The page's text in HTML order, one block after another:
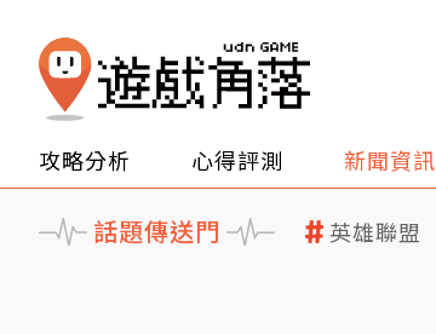
攻略分析 心得評測 新聞資訊
話題傳送門 英雄聯盟